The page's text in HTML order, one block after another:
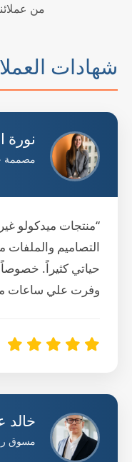
من
شهادات
نورة
مصممة
“منتجات ميدكولو
التصاميم والملفات
حياتي كثيراً. خصوصاً
وفرت علي ساعات
خالد
مسوق